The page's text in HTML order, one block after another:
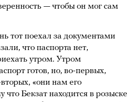
— чтобы он мог сам
тот поехал за документами
что паспорта нет,
утром. Утром
готов, но, во-первых,
«они нам его
что Бекзат находится в розыске